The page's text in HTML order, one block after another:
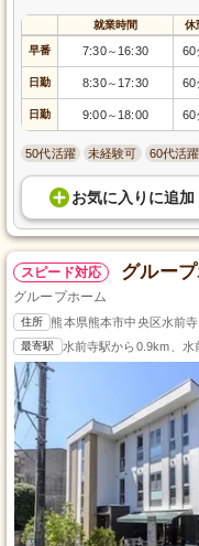
就業時間 休
早番 7:30～ 16:30 60
日勤 8:30～ 17:30 60
日勤 9:00～ 18:00 60
50代活躍 未経験可 60代活躍
お気に入り に追加
スピード対応 グルー
グループホーム
住所 熊本県熊本市中央区水前
最寄駅 水前寺駅から0.9km、